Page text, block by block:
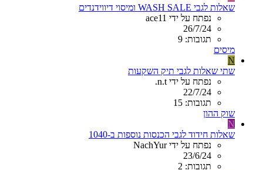
שאלות לגבי WASH SALE ומיסוי דיווידנדים
נפתח על ידי ace11
26/7/24
תגובות: 9
מיסים
N
שתי שאלות לגבי תיק השקעות
נפתח על ידי n.t.
22/7/24
תגובות: 15
שוק ההון
N
שאלות חידוד לגבי הכנסות נוספות ב-1040
נפתח על ידי NachYur
23/6/24
תגובות: 2